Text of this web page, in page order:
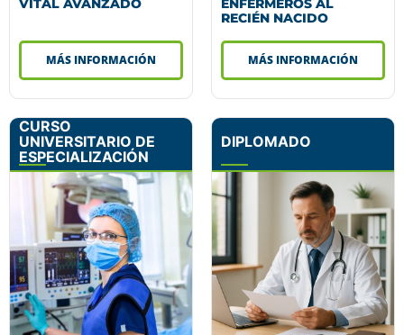
VITAL AVANZADO
MÁS INFORMACIÓN
ENFERMEROS AL
RECIÉN NACIDO
MÁS INFORMACIÓN
CURSO
UNIVERSITARIO DE
ESPECIALIZACIÓN
DIPLOMADO